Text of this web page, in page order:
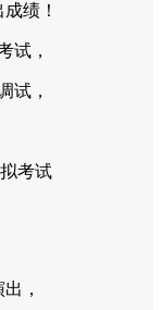
绩！
试，
试，
考试
，